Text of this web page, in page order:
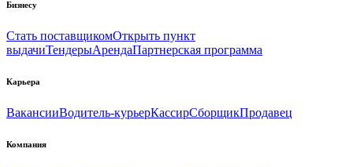
Бизнесу
Стать поставщикомОткрыть пункт
выдачиТендерыАрендаПартнерская программа
Карьера
ВакансииВодитель-курьерКассирСборщикПродавец
Компания